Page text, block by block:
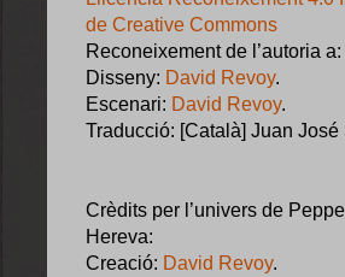
de Creative Commons
Reconeixement de l’autoria a:
Disseny: David Revoy.
Escenari: David Revoy.
Traducció: [Català] Juan José
Crèdits per l’univers de
Hereva:
Creació: David Revoy.